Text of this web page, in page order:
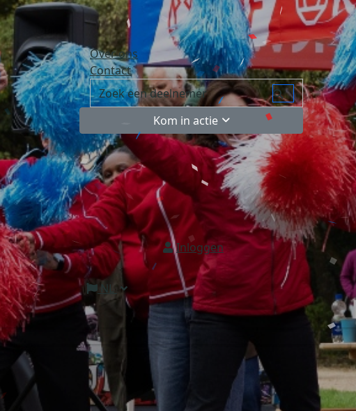
Over ons
Contact
Kom in actie
Inloggen
NL